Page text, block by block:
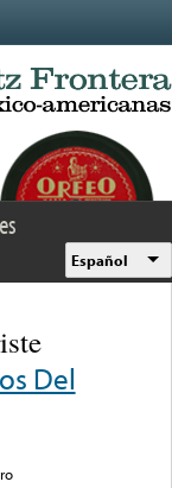
Español
Del